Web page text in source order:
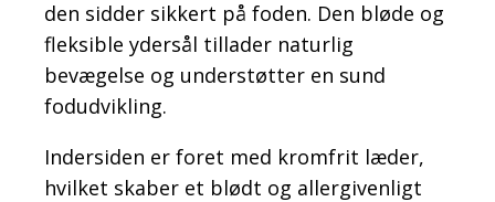
den sidder sikkert på foden. Den bløde og
fleksible ydersål tillader naturlig
bevægelse og understøtter en sund
fodudvikling.
Indersiden er foret med kromfrit læder,
hvilket skaber et blødt og allergivenligt